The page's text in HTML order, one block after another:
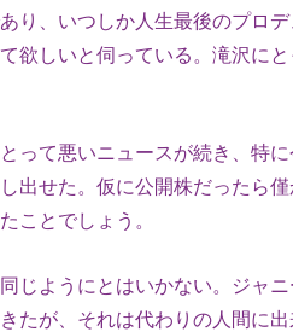
り、いつしか人生最後のプロ
欲しいと伺っている。滝沢に
って悪いニュースが続き、特
出せた。仮に公開株だったら
ことでしょう。
じようにとはいかない。ジャ
たが、それは代わりの人間に